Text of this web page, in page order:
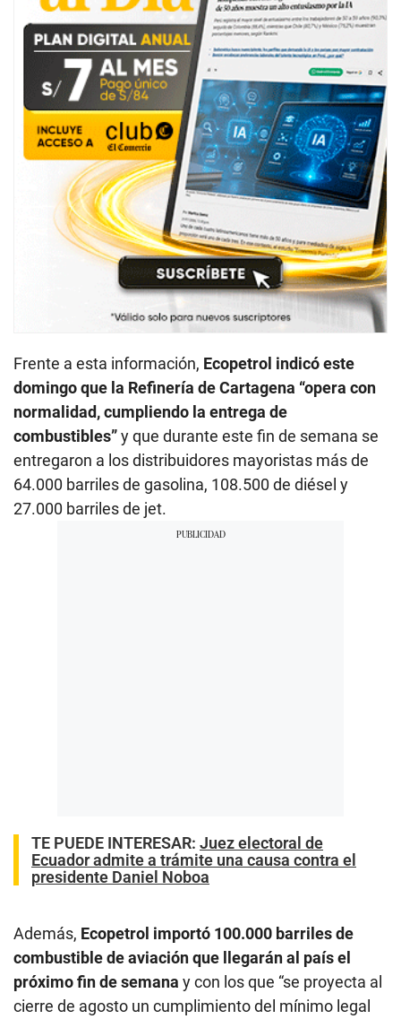
Frente a esta información, Ecopetrol indicó este
domingo que la Refinería de Cartagena “opera con
normalidad, cumpliendo la entrega de
combustibles”y que durante este fin de semana se
entregaron a los distribuidores mayoristas más de
64.000 barriles de gasolina, 108.500 de diésel y
27.000 barriles de jet.
TE PUEDE INTERESAR: Juez electoral de
Ecuador admite a trámite una causa contra el
presidente Daniel Noboa
Además, Ecopetrol importó 100.000 barriles de
combustible de aviación que llegarán al país el
próximo fin de semana y con los que “se proyecta al
cierre de agosto un cumplimiento del mínimo legal